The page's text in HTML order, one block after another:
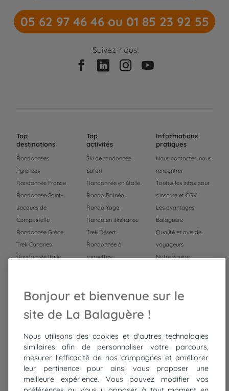
05 62 97 46 46 ou 01 85 23 92 55
Suivez-nous
Top
destinations
Randonnées
Pyrénées
Randonnée France
Randonnée Saint-
Jacques de
Compostelle
Randonnée Grèce
Trek Canaries
Randonnée Italie
Trek Mauritanie
Top
activités
Ski de randonnée
Safari
Randonnée en étoile
Rando Balnéo
Rando Yoga
Rando en itinérance
Trek Désert
Randonnée à
raquettes
Trek
Informations
pratiques
Nous contacter, nous
rencontrer
Toutes les infos pour
s'inscrire et CGV
Les avantages
Balaguère
Qualité et avis de
voyageurs
Notre équipe
Top
circuits
Tour du lac de Constance à vélo
Cyclades : Amorgos et Naxos
Randonnée aux Bardenas Reales
Bonjour et bienvenue sur le
site de La Balaguère !
Nous utilisons des cookies et d'autres technologies
similaires afin de personnaliser votre parcours,
mesurer l'efficacité de nos campagnes et améliorer
leur pertinence pour ainsi vous proposer une
meilleure expérience. Vous pouvez modifier vos